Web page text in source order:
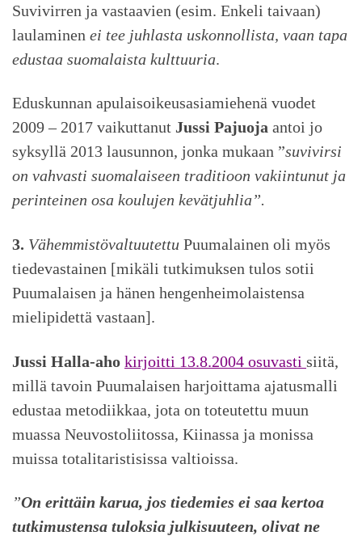
Suvivirren ja vastaavien (esim. Enkeli taivaan)
laulaminen ei tee juhlasta uskonnollista, vaan tapa
edustaa suomalaista kulttuuria.
Eduskunnan apulaisoikeusasiamiehenä vuodet
2009 – 2017 vaikuttanut Jussi Pajuoja antoi jo
syksyllä 2013 lausunnon, jonka mukaan ”suvivirsi
on vahvasti suomalaiseen traditioon vakiintunut ja
perinteinen osa koulujen kevätjuhlia”.
3. Vähemmistövaltuutettu Puumalainen oli myös
tiedevastainen [mikäli tutkimuksen tulos sotii
Puumalaisen ja hänen hengenheimolaistensa
mielipidettä vastaan].
Jussi Halla-aho kirjoitti 13.8.2004 osuvasti siitä,
millä tavoin Puumalaisen harjoittama ajatusmalli
edustaa metodiikkaa, jota on toteutettu muun
muassa Neuvostoliitossa, Kiinassa ja monissa
muissa totalitaristisissa valtioissa.
”On erittäin karua, jos tiedemies ei saa kertoa
tutkimustensa tuloksia julkisuuteen, olivat ne